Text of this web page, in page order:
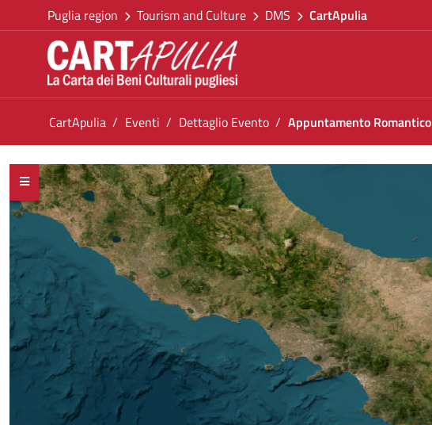
Skip to Content
Go back to the homepage
Go to navigation menu
Go to content
Go to the footer
Puglia region Tourism and Culture DMS CartApulia
You are in:
CartApulia Eventi Dettaglio Evento Appuntamento Romantico
Appuntamento Romantico